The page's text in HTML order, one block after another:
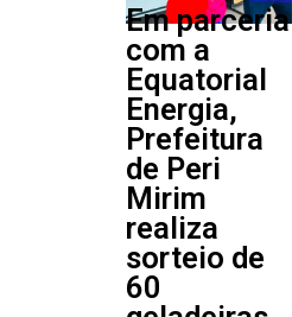
Em parceria
com a
Equatorial
Energia,
Prefeitura
de Peri
Mirim
realiza
sorteio de
60